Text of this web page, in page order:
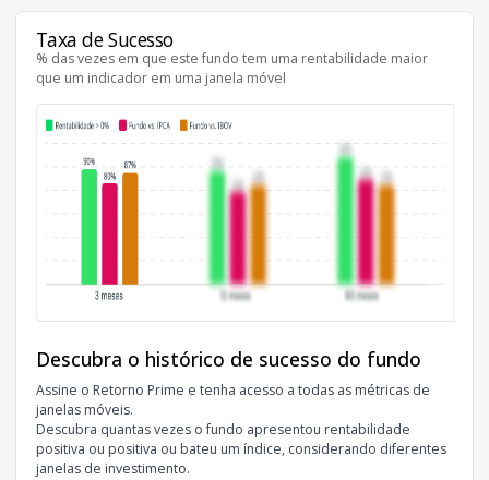
Taxa de Sucesso
% das vezes em que este fundo tem uma rentabilidade maior
que um indicador em uma janela móvel
Descubra o histórico de sucesso do fundo
Assine o Retorno Prime e tenha acesso a todas as métricas de
janelas móveis.
Descubra quantas vezes o fundo apresentou rentabilidade
positiva ou positiva ou bateu um índice, considerando diferentes
janelas de investimento.